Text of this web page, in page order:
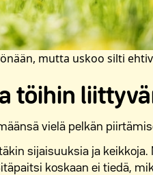
mutta uskoo silti
töihin
vielä pelkän
sijaisuuksia ja
koskaan ei tiedä,